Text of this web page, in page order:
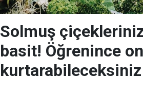
Solmuş
basit! Öğrenince
kurtarabileceksiniz